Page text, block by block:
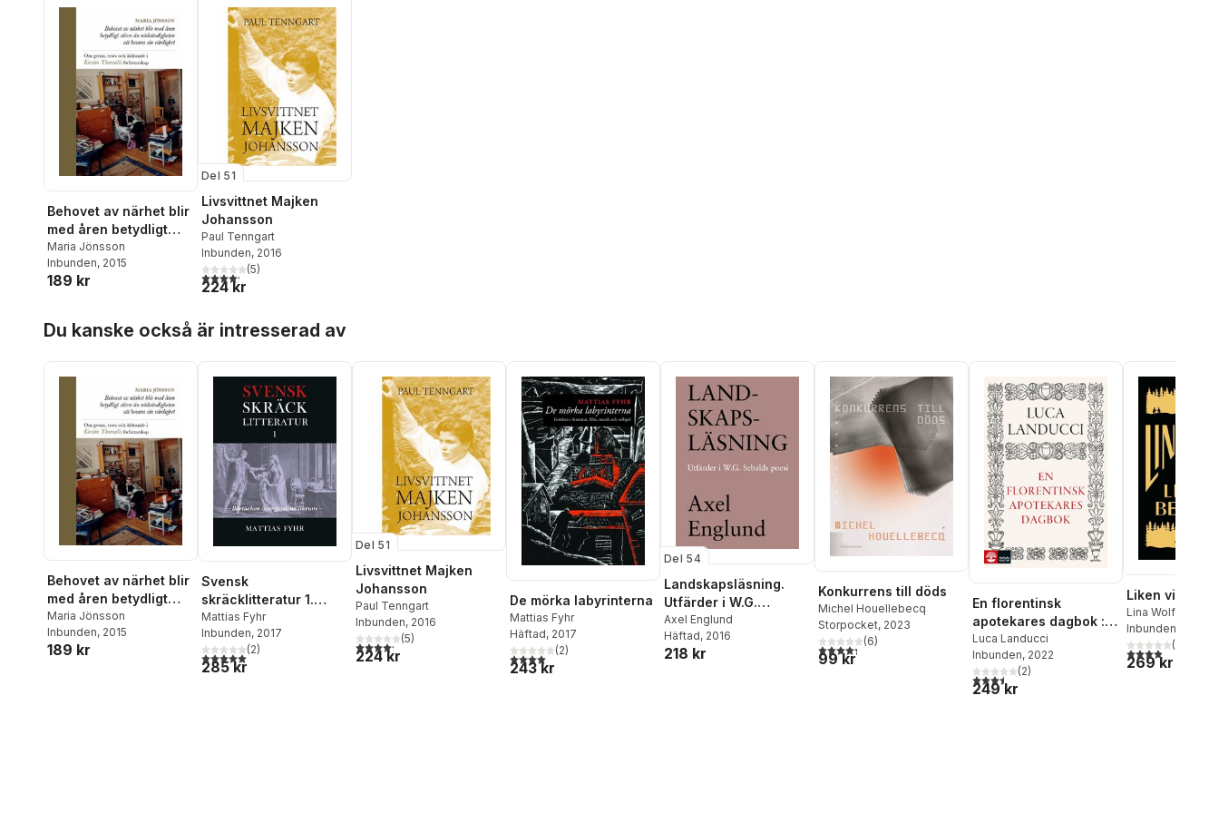
Johan Fredrikzon ,Claudia
Lindén,Johan Klingborg,
Mats Malm,Linda Haverty
Lars Raattamaa ,Knut
Ove Eliassen
Otto Fischer
Gunnar D Hansson
Behovet av närhet blir
med åren betydligt
större än
nödvändigheten att
bevara sin värdighet :
åldrande i Kerstin
Thorvalls
Maria Jönsson
Inbunden, 2015
189 kr
Del 51
Livsvittnet Majken
Johansson
Paul Tenngart
Inbunden, 2016
4,2utav 5 stjärnor. Totalt antal röster:
(5)
224 kr
Du kanske också är intresserad av
Behovet av närhet blir
med åren betydligt
större än
nödvändigheten att
bevara sin värdighet :
Maria Jönsson
Inbunden, 2015
189 kr
Svensk
skräcklitteratur 1.
Bårtäcken över
jordens likrum : från
medeltid till 1850-tal
Mattias Fyhr
Inbunden, 2017
5,0utav 5 stjärnor. Totalt antal röster:
(2)
285 kr
Del 51
Livsvittnet Majken
Johansson
Paul Tenngart
Inbunden, 2016
4,2utav 5 stjärnor. Totalt antal röster:
(5)
224 kr
De mörka labyrinterna
Mattias Fyhr
Häftad, 2017
4,0utav 5 stjärnor. Totalt antal röster:
(2)
243 kr
Del 54
Landskapsläsning.
Utfärder i W.G.
Sebalds poesi
Axel Englund
Häftad, 2016
218 kr
Konkurrens till döds
Michel Houellebecq
Storpocket, 2023
4,3utav 5 stjärnor. Totalt antal röster:
(6)
99 kr
En florentinsk
apotekares dagbok :
från 1450 till 1516
Luca Landucci
Inbunden, 2022
3,5utav 5 stjärnor. Totalt antal röster:
(2)
249 kr
Liken vi
Lina Wolff
Inbunden
3,9utav 5(
269 kr